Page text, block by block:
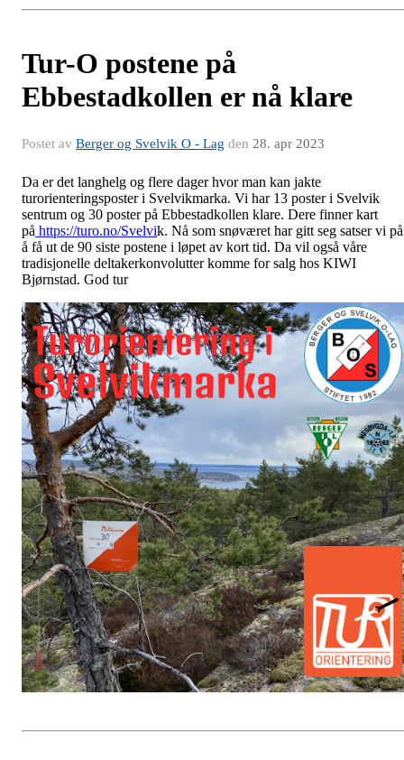
Tur-O postene på
Ebbestadkollen er nå klare
Postet av Berger og Svelvik O - Lag den 28. apr 2023
Da er det langhelg og flere dager hvor man kan jakte
turorienteringsposter i Svelvikmarka. Vi har 13 poster i Svelvik
sentrum og 30 poster på Ebbestadkollen klare. Dere finner kart
på https://turo.no/Svelvik. Nå som snøværet har gitt seg satser vi på
å få ut de 90 siste postene i løpet av kort tid. Da vil også våre
tradisjonelle deltakerkonvolutter komme for salg hos KIWI
Bjørnstad. God tur